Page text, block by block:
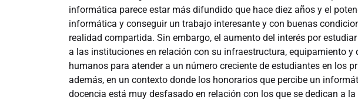
informática parece estar más difundido que hace diez años y el
informática y conseguir un trabajo interesante y con buenas
realidad compartida. Sin embargo, el aumento del interés por
a las instituciones en relación con su infraestructura, equipamiento y
humanos para atender a un número creciente de estudiantes en los
además, en un contexto donde los honorarios que percibe un
docencia está muy desfasado en relación con los que se dedican a